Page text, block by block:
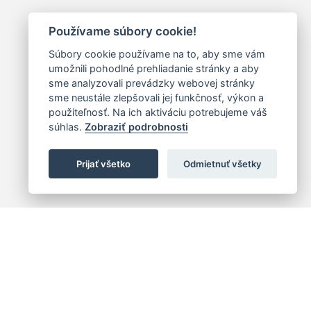
Používame súbory cookie!
Súbory cookie používame na to, aby sme vám
umožnili pohodlné prehliadanie stránky a aby
sme analyzovali prevádzky webovej stránky
sme neustále zlepšovali jej funkčnosť, výkon a
použiteľnosť. Na ich aktiváciu potrebujeme váš
súhlas. Zobraziť podrobnosti
Prijať všetko Odmietnuť všetky